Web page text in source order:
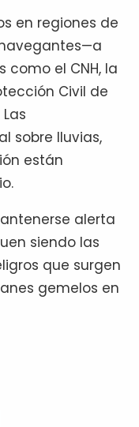
en regiones de
el CNH, la
Civil de
sobre lluvias,
están
alerta
siendo las
que surgen
gemelos en